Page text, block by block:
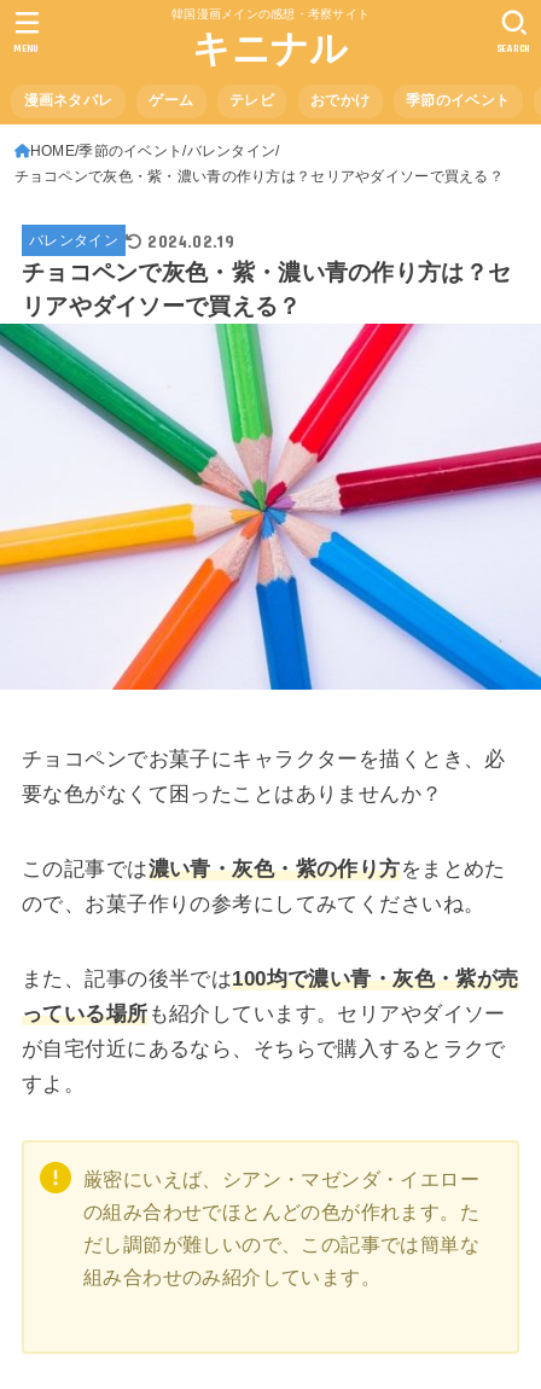
韓国漫画メインの感想・考察サイト
キニナル
漫画ネタバレ ゲーム テレビ おでかけ 季節のイベント
SEARCH
MENU
HOME 季節のイベント バレンタイン
チョコペンで灰色・紫・濃い青の作り方は？セリアやダイソーで買える？
バレンタイン 2024.02.19
チョコペンで灰色・紫・濃い青の作り方は？セ
リアやダイソーで買える？
チョコペンでお菓子にキャラクターを描くとき、必
要な色がなくて困ったことはありませんか？
この記事では濃い青・灰色・紫の作り方をまとめた
ので、お菓子作りの参考にしてみてくださいね。
また、記事の後半では100均で濃い青・灰色・紫が売
っている場所も紹介しています。セリアやダイソー
が自宅付近にあるなら、そちらで購入するとラクで
すよ。
厳密にいえば、シアン・マゼンダ・イエロー
の組み合わせでほとんどの色が作れます。た
だし調節が難しいので、この記事では簡単な
組み合わせのみ紹介しています。